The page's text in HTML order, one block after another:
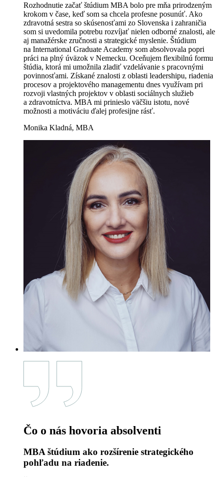
Rozhodnutie začať štúdium MBA bolo pre mňa prirodzeným
krokom v čase, keď som sa chcela profesne posunúť. Ako
zdravotná sestra so skúsenosťami zo Slovenska i zahraničia
som si uvedomila potrebu rozvíjať nielen odborné znalosti, ale
aj manažérske zručnosti a strategické myslenie. Štúdium
na International Graduate Academy som absolvovala popri
práci na plný úväzok v Nemecku. Oceňujem flexibilnú formu
štúdia, ktorá mi umožnila zladiť vzdelávanie s pracovnými
povinnosťami. Získané znalosti z oblasti leadershipu, riadenia
procesov a projektového managementu dnes využívam pri
rozvoji vlastných projektov v oblasti sociálnych služieb
a zdravotníctva. MBA mi prinieslo väčšiu istotu, nové
možnosti a motiváciu ďalej profesijne rásť.
Monika Kladná, MBA
Čo o nás hovoria absolventi
MBA štúdium ako rozšírenie strategického
pohľadu na riadenie.